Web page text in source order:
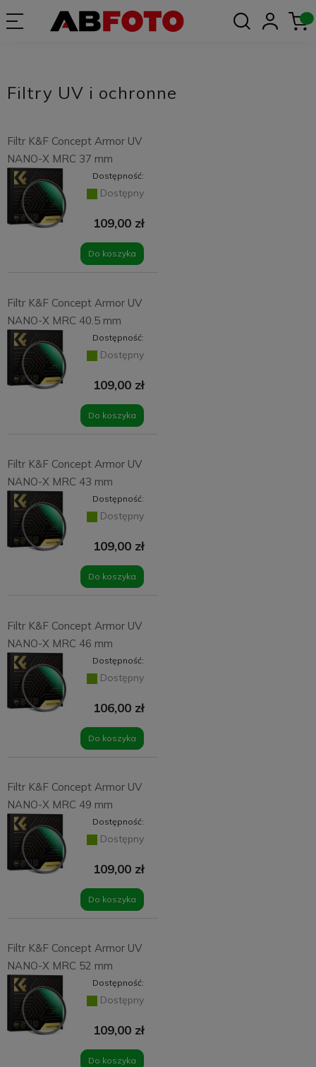
Filtry UV i ochronne
Filtr K&F Concept Armor UV
NANO-X MRC 37 mm
Dostępność:
Dostępny
109,00 zł
Do koszyka
Filtr K&F Concept Armor UV
NANO-X MRC 40.5 mm
Dostępność:
Dostępny
109,00 zł
Do koszyka
Filtr K&F Concept Armor UV
NANO-X MRC 43 mm
Dostępność:
Dostępny
109,00 zł
Do koszyka
Filtr K&F Concept Armor UV
NANO-X MRC 46 mm
Dostępność:
Dostępny
106,00 zł
Do koszyka
Filtr K&F Concept Armor UV
NANO-X MRC 49 mm
Dostępność:
Dostępny
109,00 zł
Do koszyka
Filtr K&F Concept Armor UV
NANO-X MRC 52 mm
Dostępność:
Dostępny
109,00 zł
Do koszyka